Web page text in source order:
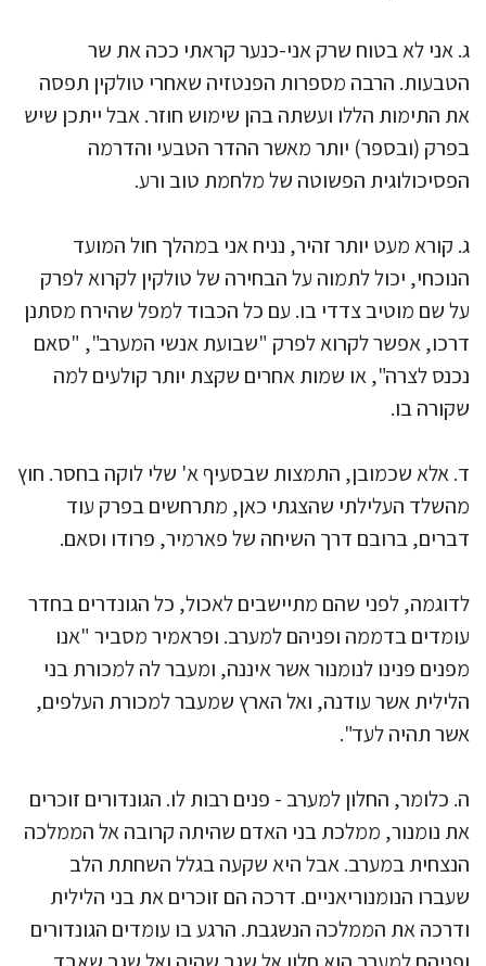
ג. אני לא בטוח שרק אני-כנער קראתי ככה את שר
הטבעות. הרבה מספרות הפנטזיה שאחרי טולקין תפסה
את התימות הללו ועשתה בהן שימוש חוזר. אבל ייתכן שיש
בפרק (ובספר) יותר מאשר ההדר הטבעי והדרמה
הפסיכולוגית הפשוטה של מלחמת טוב ורע.
ג. קורא מעט יותר זהיר, נניח אני במהלך חול המועד
הנוכחי, יכול לתמוה על הבחירה של טולקין לקרוא לפרק
על שם מוטיב צדדי בו. עם כל הכבוד למפל שהירח מסתנן
דרכו, אפשר לקרוא לפרק "שבועת אנשי המערב", "סאם
נכנס לצרה", או שמות אחרים שקצת יותר קולעים למה
שקורה בו.
ד. אלא שכמובן, התמצות שבסעיף א' שלי לוקה בחסר. חוץ
מהשלד העלילתי שהצגתי כאן, מתרחשים בפרק עוד
דברים, ברובם דרך השיחה של פארמיר, פרודו וסאם.
לדוגמה, לפני שהם מתיישבים לאכול, כל הגונדרים בחדר
עומדים בדממה ופניהם למערב. ופראמיר מסביר "אנו
מפנים פנינו לנומנור אשר איננה, ומעבר לה למכורת בני
הלילית אשר עודנה, ואל הארץ שמעבר למכורת העלפים,
אשר תהיה לעד".
ה. כלומר, החלון למערב - פנים רבות לו. הגונדורים זוכרים
את נומנור, ממלכת בני האדם שהיתה קרובה אל הממלכה
הנצחית במערב. אבל היא שקעה בגלל השחתת הלב
שעברו הנומנוריאניים. דרכה הם זוכרים את בני הלילית
ודרכה את הממלכה הנשגבת. הרגע בו עומדים הגונדורים